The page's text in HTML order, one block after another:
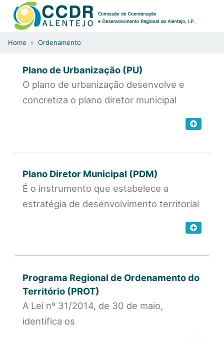
Home » Ordenamento
Plano de Urbanização (PU)
O plano de urbanização desenvolve e
concretiza o plano diretor municipal
Plano Diretor Municipal (PDM)
É o instrumento que estabelece a
estratégia de desenvolvimento territorial
Programa Regional de Ordenamento do
Território (PROT)
A Lei nº 31/2014, de 30 de maio,
identifica os